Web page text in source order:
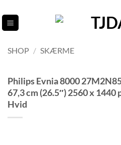
til
indhold
SHOP / SKÆRME
Philips Evnia 8000
67,3 cm (26.5″) 2560 x
Hvid